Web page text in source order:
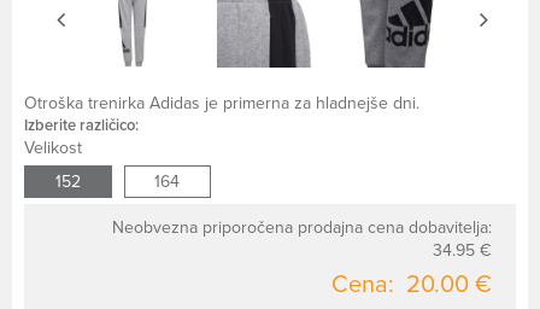
Otroška trenirka Adidas je primerna za hladnejše dni.
Izberite različico:
Velikost
152
164
Neobvezna priporočena prodajna cena dobavitelja:
34.95 €
Cena: 20.00 €